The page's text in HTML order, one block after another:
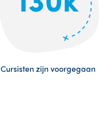
Cursisten zijn voorgegaan